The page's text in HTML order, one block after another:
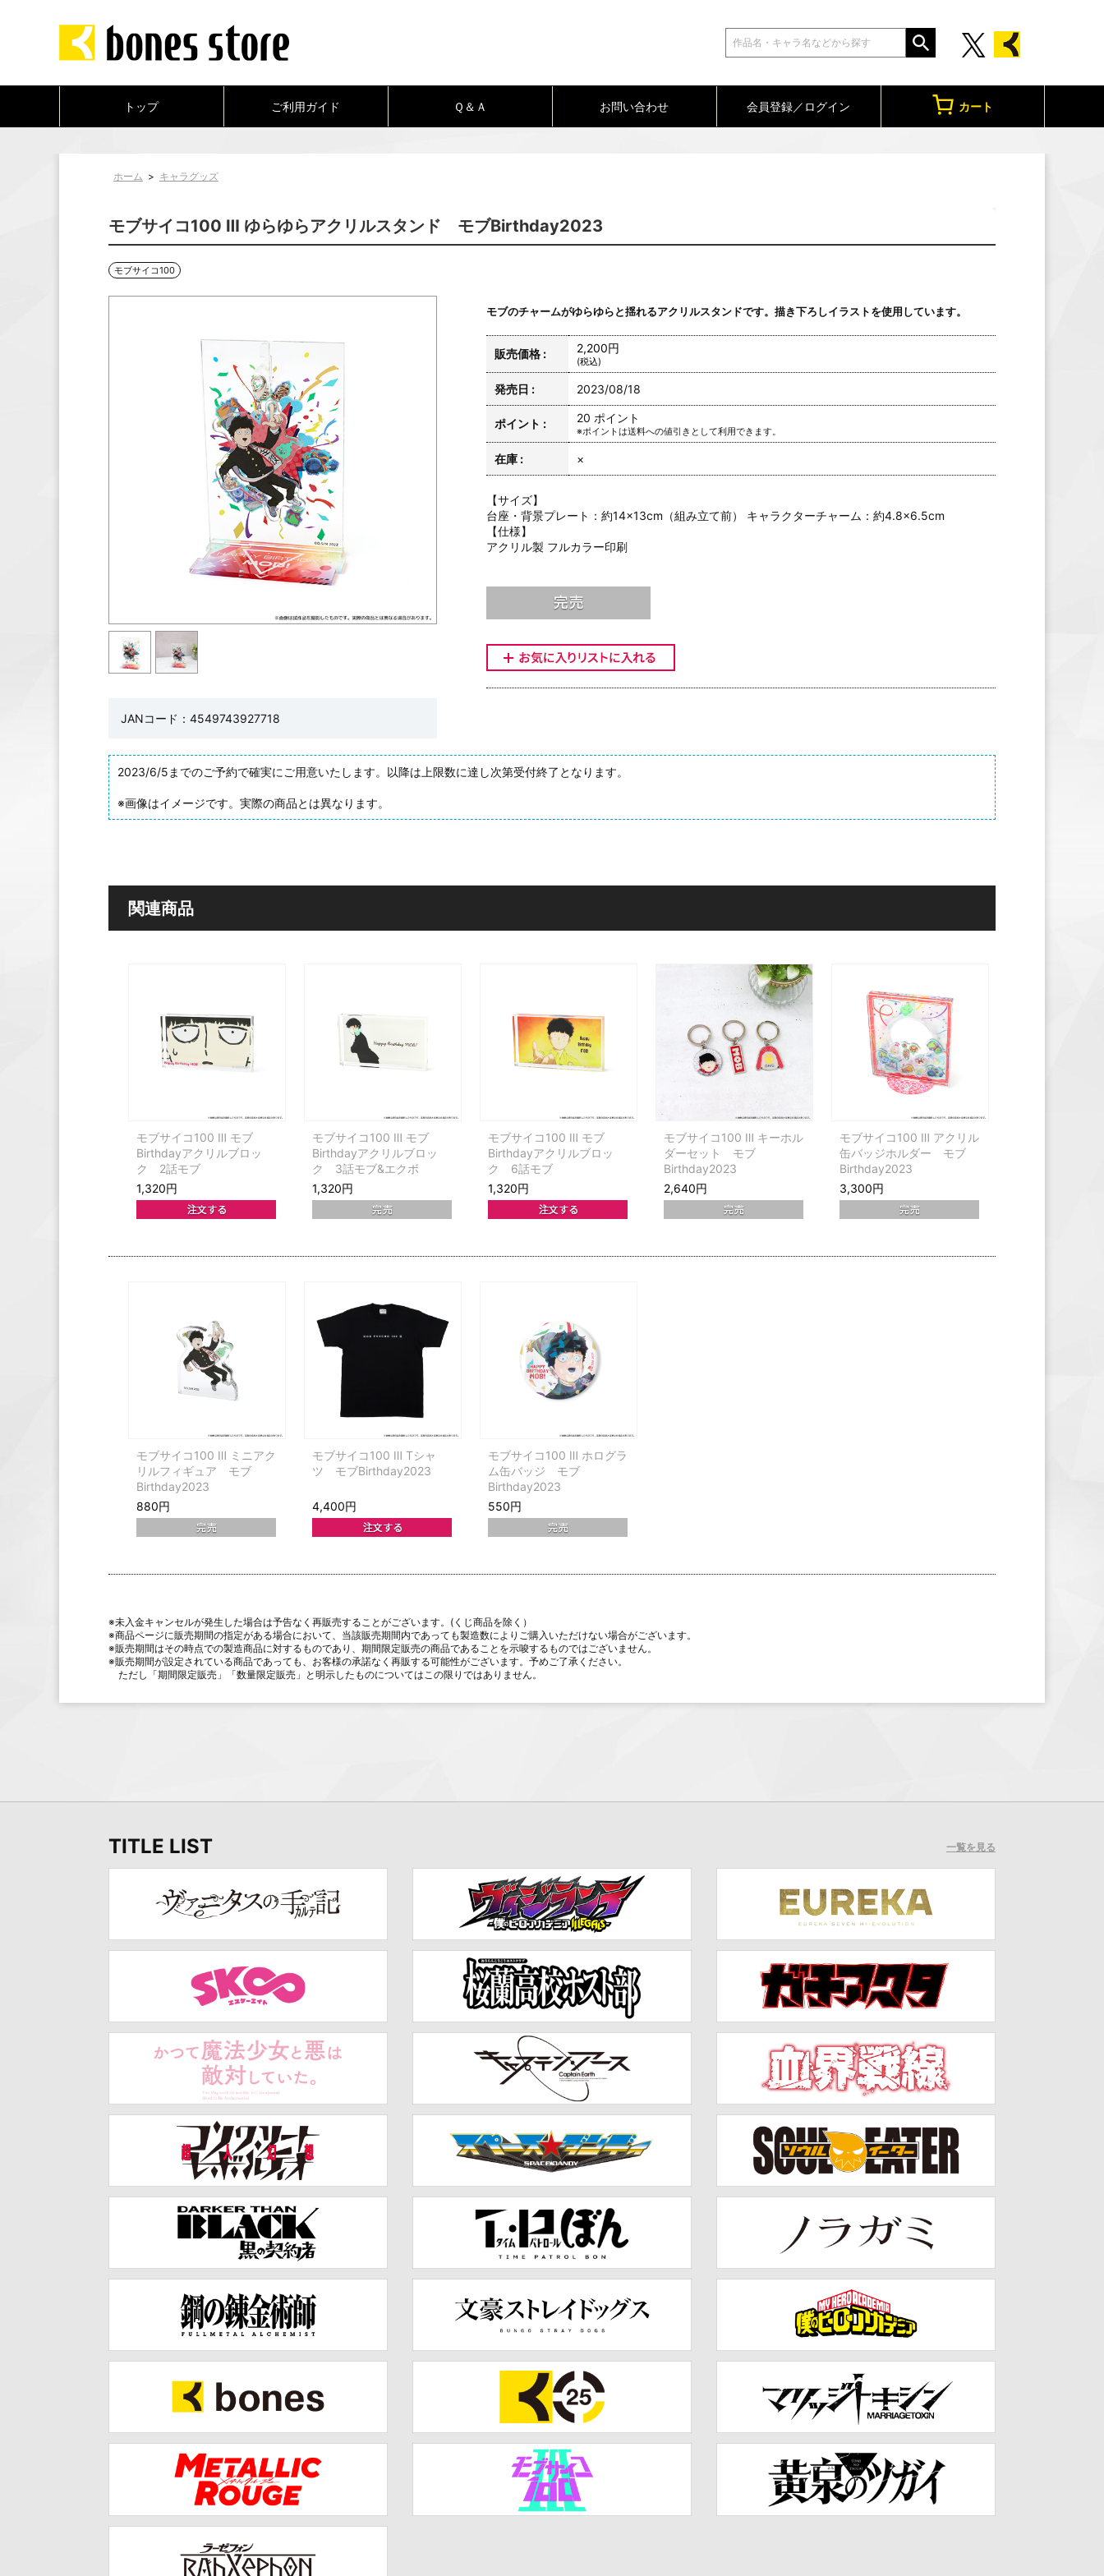
トップ ご利用ガイド Ｑ＆Ａ お問い合わせ 会員登録／ログイン カート
ホーム > キャラグッズ
モブサイコ100 Ⅲ ゆらゆらアクリルスタンド モブBirthday2023
モブサイコ100
JANコード：4549743927718
モブのチャームがゆらゆらと揺れるアクリルスタンドです。描き下ろしイラストを使用しています。
販売価格 : 2,200円
(税込)
発売日 : 2023/08/18
ポイント : 20 ポイント
※ポイントは送料への値引きとして利用できます。
在庫 : ×
【サイズ】
台座・背景プレート：約14×13cm（組み立て前） キャラクターチャーム：約4.8×6.5cm
【仕様】
アクリル製 フルカラー印刷
2023/6/5までのご予約で確実にご用意いたします。以降は上限数に達し次第受付終了となります。
※画像はイメージです。実際の商品とは異なります。
関連商品
モブサイコ100 Ⅲ モブ
Birthdayアクリルブロッ
ク 2話モブ
1,320円
モブサイコ100 Ⅲ モブ
Birthdayアクリルブロッ
ク 3話モブ&エクボ
1,320円
モブサイコ100 Ⅲ モブ
Birthdayアクリルブロッ
ク 6話モブ
1,320円
モブサイコ100 Ⅲ キーホル
ダーセット モブ
Birthday2023
2,640円
モブサイコ100 Ⅲ アクリル
缶バッジホルダー モブ
Birthday2023
3,300円
モブサイコ100 Ⅲ ミニアク
リルフィギュア モブ
Birthday2023
880円
モブサイコ100 Ⅲ Tシャ
ツ モブBirthday2023
4,400円
モブサイコ100 Ⅲ ホログラ
ム缶バッジ モブ
Birthday2023
550円
※未入金キャンセルが発生した場合は予告なく再販売することがございます。(くじ商品を除く）
※商品ページに販売期間の指定がある場合において、当該販売期間内であっても製造数によりご購入いただけない場合がございます。
※販売期間はその時点での製造商品に対するものであり、期間限定販売の商品であることを示唆するものではございません。
※販売期間が設定されている商品であっても、お客様の承諾なく再販する可能性がございます。予めご了承ください。
ただし「期間限定販売」「数量限定販売」と明示したものについてはこの限りではありません。
TITLE LIST 一覧を見る